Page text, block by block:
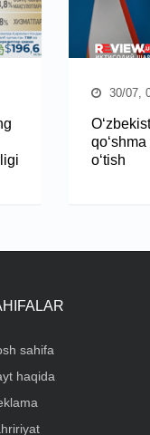
30/07,
o‘tish
sahifa
haqida